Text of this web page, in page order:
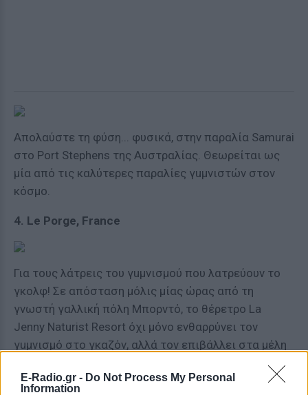
E-Radio.gr - Do Not Process My Personal
Information
Απολαύστε τη φύση... φυσικά, στην παραλία Samurai
στο Port Stephens της Αυστραλίας. Θεωρείται ως
μία από τις καλύτερες παραλίες γuμνιστών στον
κόσμο.
4. Le Porge, France
Για τους λάτρεις του γuμνισμού που λατρεύουν το
γκολφ! Σε απόσταση μόλις μίας ώρας από τη
γνωστή γαλλική πόλη Μπορντό, το θέρετρο La
Jenny Naturist Resort όχι μόνο ενθαρρύνει τον
γuμνισμό στο γκαζόν, αλλά τον επιβάλλει στα μέλη
του που θέλουν να απολαύσουν το αγαπημένο τους
άθλημα.